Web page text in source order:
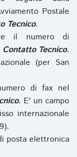
Postale
Tecnico.
il numero di
Contatto Tecnico.
(per San
di fax nel
. E' un campo
internazionale
posta elettronica